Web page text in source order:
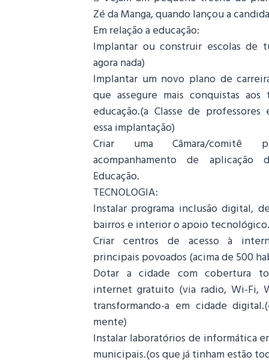
Zé da Manga, quando lançou a
Em relação a educação:
Implantar ou construir escolas de
agora nada)
Implantar um novo plano de
que assegure mais conquistas aos
educação.(a Classe de professores
essa implantação)
Criar uma Câmara/comitê
acompanhamento de aplicação
Educação.
TECNOLOGIA:
Instalar programa inclusão digital,
bairros e interior o apoio tecnológico.
Criar centros de acesso à
principais povoados (acima de 500
Dotar a cidade com cobertura
internet gratuito (via radio, Wi-Fi,
transformando-a em cidade
mente)
Instalar laboratórios de informática
municipais.(os que já tinham estão